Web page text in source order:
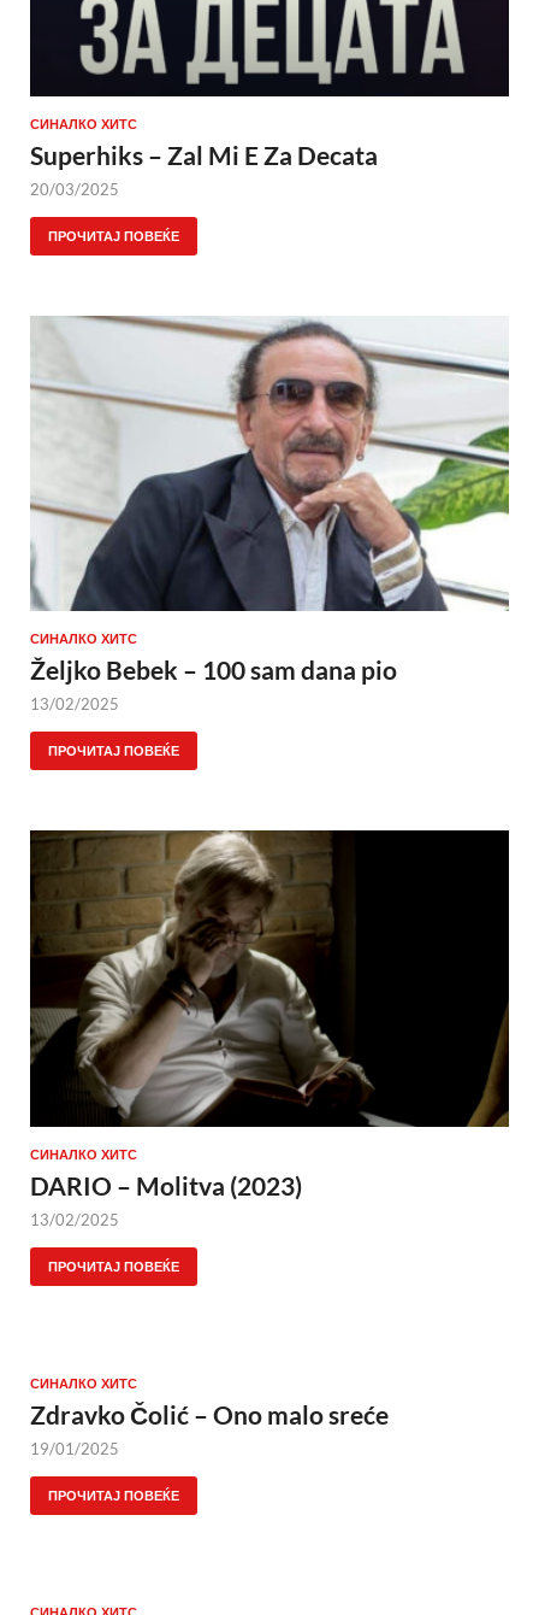
СИНАЛКО ХИТС
Superhiks – Zal Mi E Za Decata
20/03/2025
ПРОЧИТАЈ ПОВЕЌЕ
СИНАЛКО ХИТС
Željko Bebek – 100 sam dana pio
13/02/2025
ПРОЧИТАЈ ПОВЕЌЕ
СИНАЛКО ХИТС
DARIO – Molitva (2023)
13/02/2025
ПРОЧИТАЈ ПОВЕЌЕ
СИНАЛКО ХИТС
Zdravko Čolić – Ono malo sreće
19/01/2025
ПРОЧИТАЈ ПОВЕЌЕ